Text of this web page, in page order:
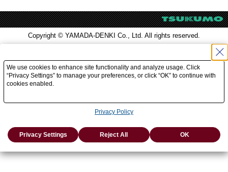
Copyright © YAMADA-DENKI Co., Ltd. All rights reserved.
We use cookies to enhance site functionality and analyze usage. Click
“Privacy Settings” to manage your preferences, or click “OK” to continue with
cookies enabled.
Privacy Policy
Privacy Settings Reject All OK